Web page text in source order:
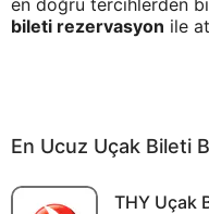
en doğru tercihlerden
bileti rezervasyon ile
En Ucuz Uçak Bileti
THY Uçak